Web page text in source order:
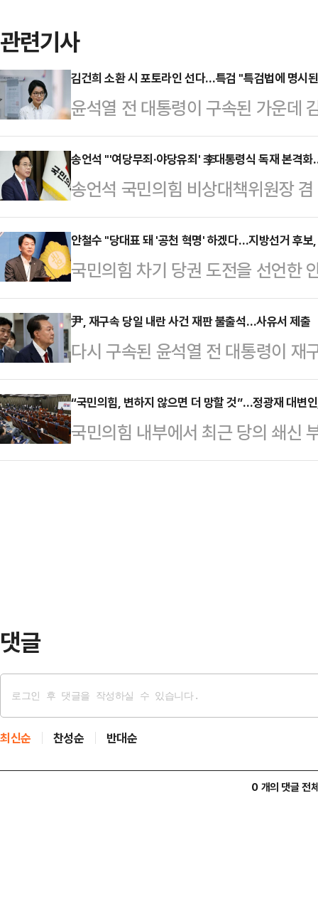
관련기사
김건희 소환 시 포토라인 선다…특검 "특검법에 명시
윤석열 전 대통령이 구속된 가운데
이 나온다. 김 여사 관련 의혹을 수
시 포토라인을 설치하겠단 방침이
"주요 피의자 소환 시 (KT광화문빌
라인을 세울 예정"이라고 언론에
주요 피의자에 대해선 "특검법률에
물"이라며 "추후 수사경과에 따라
비롯해 '정치브로…
송언석 "'여당무죄·야당유죄' 李대통령식 독재 본격
송언석 국민의힘 비상대책위원장
특검 수사와 더불어민주당이 추진
고 지적하며 "여당 무죄, 야당 유죄
다"고 비판했다.송언석 비대위원장
의에서 "말로는 정치보복이 없다고
알았냐' 하면서 특검의 칼날을 휘두
원장은 "야당 의원에 대한 압수수
이어지고 있다"며 "급…
안철수 "당대표 돼 '공천 혁명' 하겠다…지방선거 후
국민의힘 차기 당권 도전을 선언한
년에 열릴 지방선거 후보 공천을 당
입을 약속했다.안 의원은 10일 페
가 공천 혁명으로 보답하겠다"며
우리 당 당원들은 참으로 위대했다.
다"며 "불공정과 불의, 반헌법과 반
히 막아내고, 우리 당이 진정한 민
혁명의 …
尹, 재구속 당일 내란 사건 재판 불출석…사유서 제출
다시 구속된 윤석열 전 대통령이 재
혐의 재판에 불출석한다.10일 법조
우두머리 및 직권남용 권리행사 방
사합의25부(지귀연 부장판사)에
는 알려지지 않았다.윤 전 대통령
“국민의힘, 변하지 않으면 더 망할 것”…정광재 대변
국민의힘 내부에서 최근 당의 쇄신
려의 목소리가 나왔다.정광재 국민
댓글
최신순 찬성순 반대순
0 개의 댓글 전